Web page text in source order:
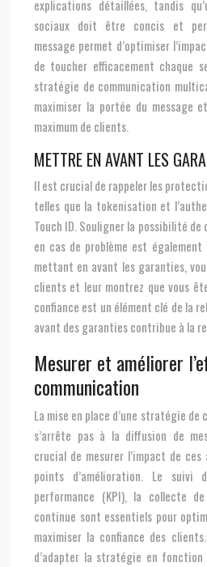
explications détaillées, tandis
sociaux doit être concis et
message permet d’optimiser
de toucher efficacement chaque
stratégie de communication
maximiser la portée du message
maximum de clients.
METTRE EN AVANT LES
Il est crucial de rappeler les
telles que la tokenisation et
Touch ID. Souligner la possibilité
en cas de problème est
mettant en avant les garanties,
clients et leur montrez que vous
confiance est un élément clé de la
avant des garanties contribue à la
Mesurer et améliorer
communication
La mise en place d’une stratégie
s’arrête pas à la diffusion de
crucial de mesurer l’impact de
points d’amélioration. Le suivi
performance (KPI), la collecte
continue sont essentiels pour
maximiser la confiance des
d’adapter la stratégie en